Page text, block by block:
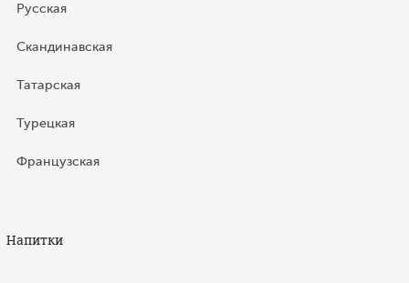
Русская
Скандинавская
Татарская
Турецкая
Французская
Напитки